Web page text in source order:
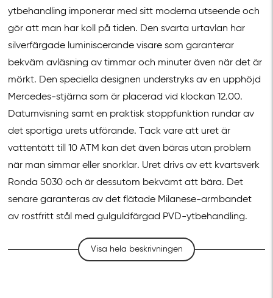
ytbehandling imponerar med sitt moderna utseende och
gör att man har koll på tiden. Den svarta urtavlan har
silverfärgade luminiscerande visare som garanterar
bekväm avläsning av timmar och minuter även när det är
mörkt. Den speciella designen understryks av en upphöjd
Mercedes-stjärna som är placerad vid klockan 12.00.
Datumvisning samt en praktisk stoppfunktion rundar av
det sportiga urets utförande. Tack vare att uret är
vattentätt till 10 ATM kan det även bäras utan problem
när man simmar eller snorklar. Uret drivs av ett kvartsverk
Ronda 5030 och är dessutom bekvämt att bära. Det
senare garanteras av det flätade Milanese-armbandet
av rostfritt stål med gulguldfärgad PVD-ytbehandling.
Visa hela beskrivningen